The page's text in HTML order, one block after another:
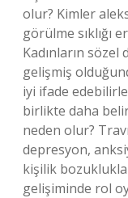
olur? Kimler
görülme sıklığı
Kadınların
gelişmiş
iyi ifade
birlikte daha
neden olur?
depresyon,
kişilik
gelişiminde rol